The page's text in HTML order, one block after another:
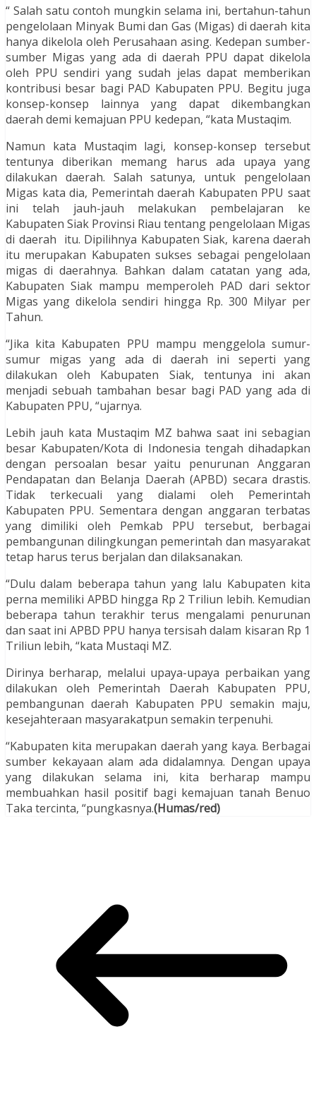
“ Salah satu contoh mungkin selama ini, bertahun-tahun
pengelolaan Minyak Bumi dan Gas (Migas) di daerah kita
hanya dikelola oleh Perusahaan asing. Kedepan sumber-
sumber Migas yang ada di daerah PPU dapat dikelola
oleh PPU sendiri yang sudah jelas dapat memberikan
kontribusi besar bagi PAD Kabupaten PPU. Begitu juga
konsep-konsep lainnya yang dapat dikembangkan
daerah demi kemajuan PPU kedepan, “kata Mustaqim.
Namun kata Mustaqim lagi, konsep-konsep tersebut
tentunya diberikan memang harus ada upaya yang
dilakukan daerah. Salah satunya, untuk pengelolaan
Migas kata dia, Pemerintah daerah Kabupaten PPU saat
ini telah jauh-jauh melakukan pembelajaran ke
Kabupaten Siak Provinsi Riau tentang pengelolaan Migas
di daerah itu. Dipilihnya Kabupaten Siak, karena daerah
itu merupakan Kabupaten sukses sebagai pengelolaan
migas di daerahnya. Bahkan dalam catatan yang ada,
Kabupaten Siak mampu memperoleh PAD dari sektor
Migas yang dikelola sendiri hingga Rp. 300 Milyar per
Tahun.
“Jika kita Kabupaten PPU mampu menggelola sumur-
sumur migas yang ada di daerah ini seperti yang
dilakukan oleh Kabupaten Siak, tentunya ini akan
menjadi sebuah tambahan besar bagi PAD yang ada di
Kabupaten PPU, “ujarnya.
Lebih jauh kata Mustaqim MZ bahwa saat ini sebagian
besar Kabupaten/Kota di Indonesia tengah dihadapkan
dengan persoalan besar yaitu penurunan Anggaran
Pendapatan dan Belanja Daerah (APBD) secara drastis.
Tidak terkecuali yang dialami oleh Pemerintah
Kabupaten PPU. Sementara dengan anggaran terbatas
yang dimiliki oleh Pemkab PPU tersebut, berbagai
pembangunan dilingkungan pemerintah dan masyarakat
tetap harus terus berjalan dan dilaksanakan.
“Dulu dalam beberapa tahun yang lalu Kabupaten kita
perna memiliki APBD hingga Rp 2 Triliun lebih. Kemudian
beberapa tahun terakhir terus mengalami penurunan
dan saat ini APBD PPU hanya tersisah dalam kisaran Rp 1
Triliun lebih, “kata Mustaqi MZ.
Dirinya berharap, melalui upaya-upaya perbaikan yang
dilakukan oleh Pemerintah Daerah Kabupaten PPU,
pembangunan daerah Kabupaten PPU semakin maju,
kesejahteraan masyarakatpun semakin terpenuhi.
“Kabupaten kita merupakan daerah yang kaya. Berbagai
sumber kekayaan alam ada didalamnya. Dengan upaya
yang dilakukan selama ini, kita berharap mampu
membuahkan hasil positif bagi kemajuan tanah Benuo
Taka tercinta, “pungkasnya.(Humas/red)